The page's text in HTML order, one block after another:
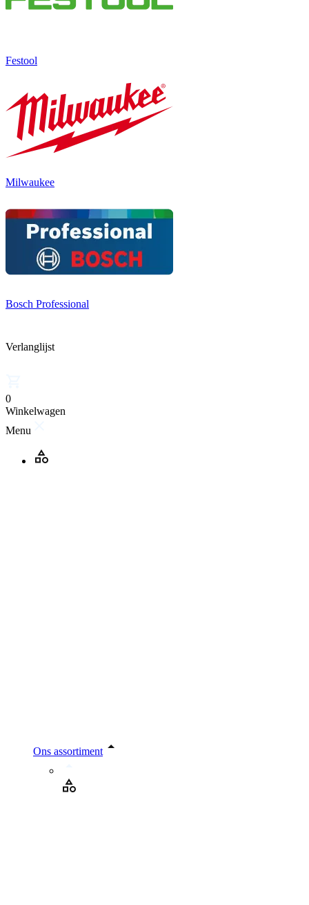
Festool
Milwaukee
Bosch Professional
Verlanglijst
0
Winkelwagen
Menu
Ons assortiment